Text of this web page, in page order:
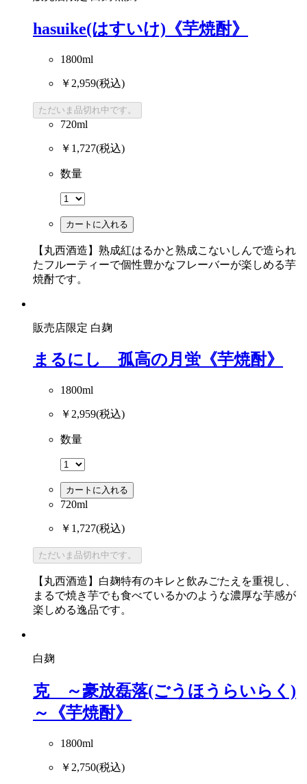
hasuike(はすいけ)《芋焼酎》
1800ml
￥2,959(税込)
ただいま品切れ中です。
720ml
￥1,727(税込)
数量
カートに入れる
【丸西酒造】熟成紅はるかと熟成こないしんで造られ
たフルーティーで個性豊かなフレーバーが楽しめる芋
焼酎です。
販売店限定 白麹
まるにし 孤高の月蛍《芋焼酎》
1800ml
￥2,959(税込)
数量
カートに入れる
720ml
￥1,727(税込)
ただいま品切れ中です。
【丸西酒造】白麹特有のキレと飲みごたえを重視し、
まるで焼き芋でも食べているかのような濃厚な芋感が
楽しめる逸品です。
白麹
克 ～豪放磊落(ごうほうらいらく)
～《芋焼酎》
1800ml
￥2,750(税込)